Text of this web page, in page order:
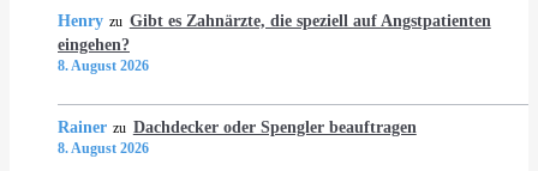
Henry zu Gibt es Zahnärzte, die speziell auf Angstpatienten
eingehen?
8. August 2026
Rainer zu Dachdecker oder Spengler beauftragen
8. August 2026